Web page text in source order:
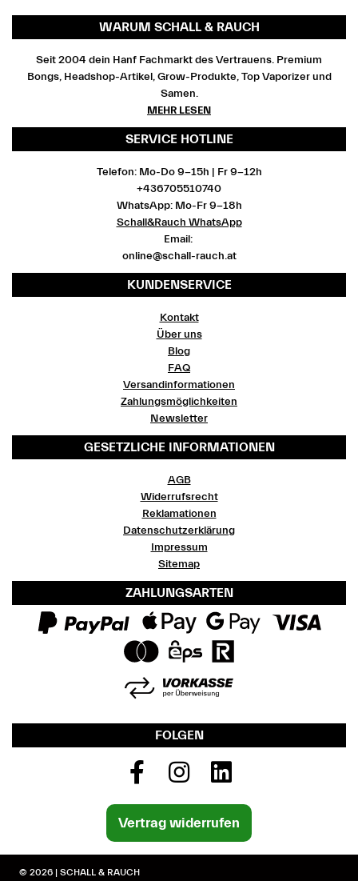
WARUM SCHALL & RAUCH
Seit 2004 dein Hanf Fachmarkt des Vertrauens. Premium
Bongs, Headshop-Artikel, Grow-Produkte, Top Vaporizer und
Samen.
MEHR LESEN
SERVICE HOTLINE
Telefon: Mo-Do 9-15h | Fr 9-12h
+436705510740
WhatsApp: Mo-Fr 9-18h
Schall&Rauch WhatsApp
Email:
online@schall-rauch.at
KUNDENSERVICE
Kontakt
Über uns
Blog
FAQ
Versandinformationen
Zahlungsmöglichkeiten
Newsletter
GESETZLICHE INFORMATIONEN
AGB
Widerrufsrecht
Reklamationen
Datenschutzerklärung
Impressum
Sitemap
ZAHLUNGSARTEN
FOLGEN
Vertrag widerrufen
© 2026 | SCHALL & RAUCH